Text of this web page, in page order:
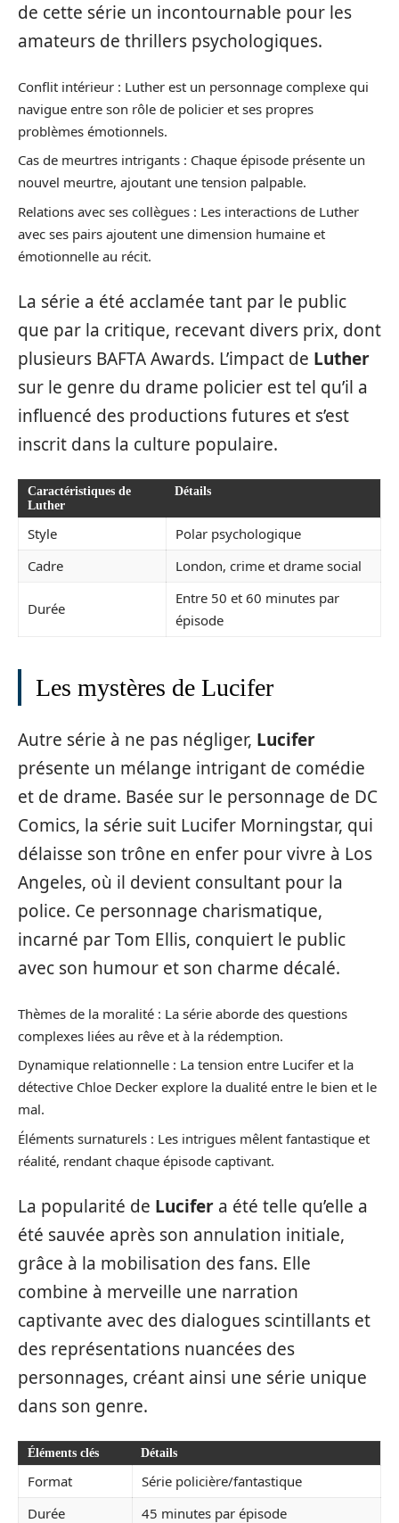
de cette série un incontournable pour les
amateurs de thrillers psychologiques.
Conflit intérieur : Luther est un personnage complexe qui
navigue entre son rôle de policier et ses propres
problèmes émotionnels.
Cas de meurtres intrigants : Chaque épisode présente un
nouvel meurtre, ajoutant une tension palpable.
Relations avec ses collègues : Les interactions de Luther
avec ses pairs ajoutent une dimension humaine et
émotionnelle au récit.
La série a été acclamée tant par le public
que par la critique, recevant divers prix, dont
plusieurs BAFTA Awards. L’impact de Luther
sur le genre du drame policier est tel qu’il a
influencé des productions futures et s’est
inscrit dans la culture populaire.
Caractéristiques de
Luther
Détails
Style
Polar psychologique
Cadre
London, crime et drame social
Durée
Entre 50 et 60 minutes par
épisode
Les mystères de Lucifer
Autre série à ne pas négliger, Lucifer
présente un mélange intrigant de comédie
et de drame. Basée sur le personnage de DC
Comics, la série suit Lucifer Morningstar, qui
délaisse son trône en enfer pour vivre à Los
Angeles, où il devient consultant pour la
police. Ce personnage charismatique,
incarné par Tom Ellis, conquiert le public
avec son humour et son charme décalé.
Thèmes de la moralité : La série aborde des questions
complexes liées au rêve et à la rédemption.
Dynamique relationnelle : La tension entre Lucifer et la
détective Chloe Decker explore la dualité entre le bien et le
mal.
Éléments surnaturels : Les intrigues mêlent fantastique et
réalité, rendant chaque épisode captivant.
La popularité de Lucifer a été telle qu’elle a
été sauvée après son annulation initiale,
grâce à la mobilisation des fans. Elle
combine à merveille une narration
captivante avec des dialogues scintillants et
des représentations nuancées des
personnages, créant ainsi une série unique
dans son genre.
Éléments clés Détails
Format
Série policière/fantastique
Durée
45 minutes par épisode